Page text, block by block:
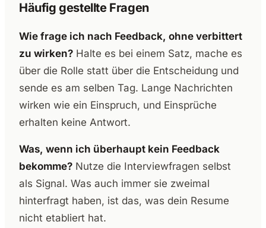
Häufig gestellte Fragen
Wie frage ich nach Feedback, ohne verbittert
zu wirken? Halte es bei einem Satz, mache es
über die Rolle statt über die Entscheidung und
sende es am selben Tag. Lange Nachrichten
wirken wie ein Einspruch, und Einsprüche
erhalten keine Antwort.
Was, wenn ich überhaupt kein Feedback
bekomme? Nutze die Interviewfragen selbst
als Signal. Was auch immer sie zweimal
hinterfragt haben, ist das, was dein Resume
nicht etabliert hat.